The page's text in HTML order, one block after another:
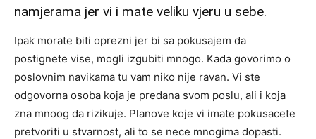
namjerama jer vi i mate veliku vjeru u sebe.
Ipak morate biti oprezni jer bi sa pokusajem da
postignete vise, mogli izgubiti mnogo. Kada govorimo o
poslovnim navikama tu vam niko nije ravan. Vi ste
odgovorna osoba koja je predana svom poslu, ali i koja
zna mnoog da rizikuje. Planove koje vi imate pokusacete
pretvoriti u stvarnost, ali to se nece mnogima dopasti.